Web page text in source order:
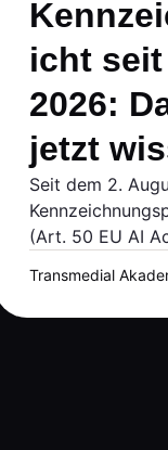
icht
2026:
jetzt
Seit dem 2.
(Art. 50 EU AI
Transmedial